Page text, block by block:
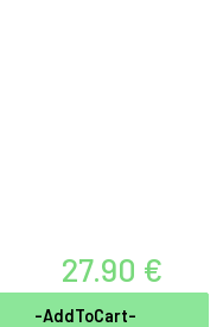
27.90 €
-AddToCart-